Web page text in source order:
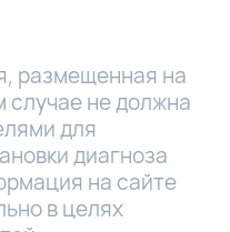
размещенная на
случае не должна
для
диагноза
на сайте
в целях